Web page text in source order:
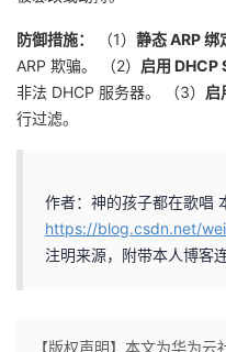
防御措施： （1） 静态 ARP 绑
ARP 欺骗。
（2） 启用 DHCP
非法 DHCP 服务器。
（3） 启
行过滤。
作者：神的孩子都在歌唱
https://blog.csdn.net/
注明来源，附带本人博客
【版权声明】本文为华为